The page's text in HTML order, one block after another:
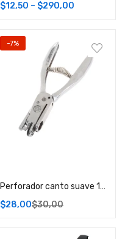
$12,50 – $290,00
-7%
Perforador canto suave 13mm
$28,00$30,00